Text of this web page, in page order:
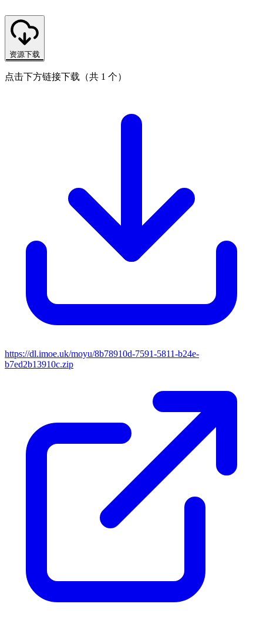
资源下载
点击下方链接下载（共 1 个）
https://dl.imoe.uk/moyu/8b78910d-7591-5811-b24e-
b7ed2b13910c.zip